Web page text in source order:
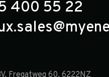
400 55 22
Fregatweg 60, 6222NZ